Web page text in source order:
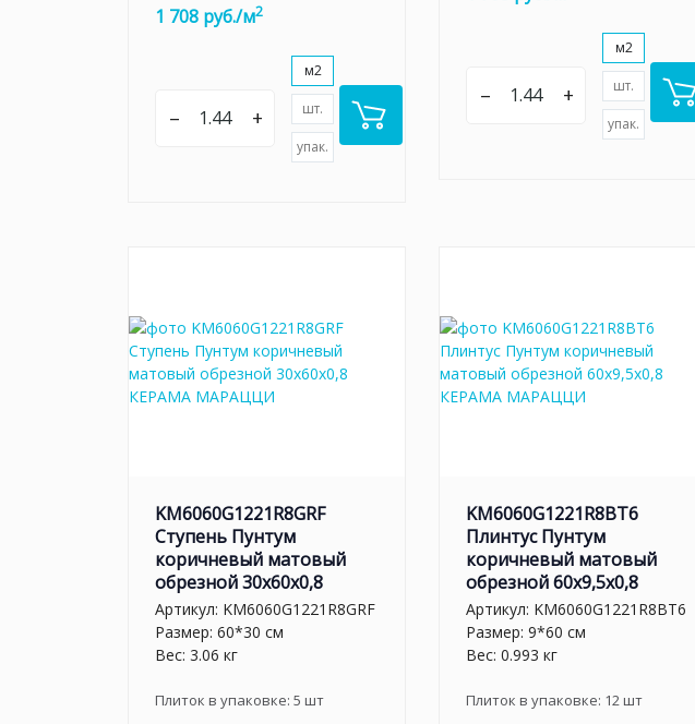
1 708 руб./м2
– +
м2
шт.
упак.
– +
м2
шт.
упак.
KM6060G1221R8GRF
Ступень Пунтум
коричневый матовый
обрезной 30x60x0,8
Артикул: KM6060G1221R8GRF
Размер: 60*30 см
Вес: 3.06 кг
Плиток в упаковке: 5 шт
KM6060G1221R8BT6
Плинтус Пунтум
коричневый матовый
обрезной 60x9,5x0,8
Артикул: KM6060G1221R8BT6
Размер: 9*60 см
Вес: 0.993 кг
Плиток в упаковке: 12шт